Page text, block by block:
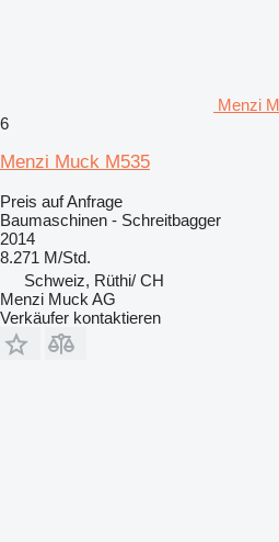
Menzi
6
Menzi Muck M535
Preis auf Anfrage
Baumaschinen - Schreitbagger
2014
8.271 M/Std.
Schweiz, Rüthi/ CH
Menzi Muck AG
Verkäufer kontaktieren